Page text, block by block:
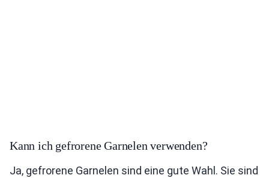
Kann ich gefrorene Garnelen verwenden?
Ja, gefrorene Garnelen sind eine gute Wahl. Sie sind